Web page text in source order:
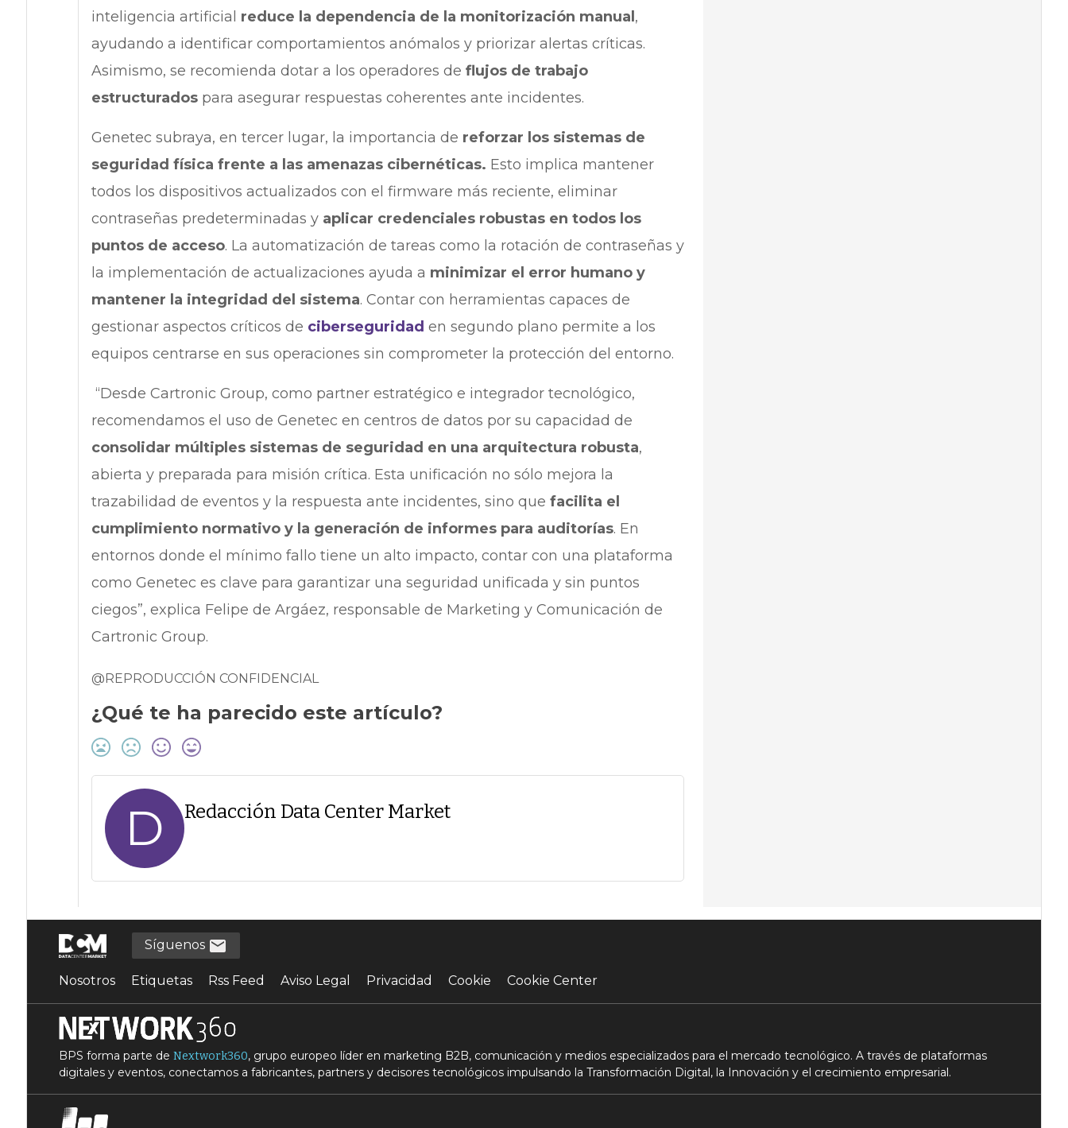
inteligencia artificial reduce la dependencia de la monitorización manual ,
ayudando a identificar comportamientos anómalos y priorizar alertas críticas.
Asimismo, se recomienda dotar a los operadores de flujos de trabajo
estructurados para asegurar respuestas coherentes ante incidentes.
Genetec subraya, en tercer lugar, la importancia de reforzar los sistemas de
seguridad física frente a las amenazas cibernéticas. Esto implica mantener
todos los dispositivos actualizados con el firmware más reciente, eliminar
contraseñas predeterminadas y aplicar credenciales robustas en todos los
puntos de acceso. La automatización de tareas como la rotación de contraseñas y
la implementación de actualizaciones ayuda a minimizar el error humano y
mantener la integridad del sistema. Contar con herramientas capaces de
gestionar aspectos críticos de ciberseguridad en segundo plano permite a los
equipos centrarse en sus operaciones sin comprometer la protección del entorno.
“Desde Cartronic Group, como partner estratégico e integrador tecnológico,
recomendamos el uso de Genetec en centros de datos por su capacidad de
consolidar múltiples sistemas de seguridad en una arquitectura robusta,
abierta y preparada para misión crítica. Esta unificación no sólo mejora la
trazabilidad de eventos y la respuesta ante incidentes, sino que facilita el
cumplimiento normativo y la generación de informes para auditorías. En
entornos donde el mínimo fallo tiene un alto impacto, contar con una plataforma
como Genetec es clave para garantizar una seguridad unificada y sin puntos
ciegos”, explica Felipe de Argáez, responsable de Marketing y Comunicación de
Cartronic Group.
@REPRODUCCIÓN CONFIDENCIAL
¿Qué te ha parecido este artículo?
D Redacción Data Center Market
Síguenos
Nosotros Etiquetas Rss Feed Aviso Legal Privacidad Cookie Cookie Center
BPS forma parte de Nextwork360, grupo europeo líder en marketing B2B, comunicación y medios especializados para el mercado tecnológico. A través de plataformas
digitales y eventos, conectamos a fabricantes, partners y decisores tecnológicos impulsando la Transformación Digital, la Innovación y el crecimiento empresarial.